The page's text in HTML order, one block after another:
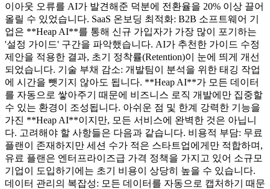
이아웃 오류를 AI가 발견해준 덕분에 전환율을 20% 이상 끌어
올릴 수 있었습니다. SaaS 온보딩 최적화: B2B 소프트웨어 기
업은 **Heap AI**를 통해 신규 가입자가 가장 많이 포기하는
'설정 가이드' 구간을 파악했습니다. AI가 추천한 가이드 수정
제안을 적용한 결과, 초기 정착률(Retention)이 눈에 띄게 개선
되었습니다. 기술 부채 감소: 개발팀이 분석을 위한 태깅 작업
에 시간을 뺏기지 않아도 됩니다. **Heap AI**가 모든 데이터
를 자동으로 쌓아주기 때문에 비즈니스 로직 개발에만 집중할
수 있는 환경이 조성됩니다. 아쉬운 점 및 한계 강력한 기능을
가진 **Heap AI**이지만, 모든 서비스에 완벽한 것은 아닙니
다. 고려해야 할 사항들은 다음과 같습니다. 비용적 부담: 무료
플랜이 존재하지만 세션 수가 적은 스타트업에게만 적합하며,
유료 플랜은 엔터프라이즈급 가격 정책을 가지고 있어 소규모
기업이 도입하기에는 초기 비용이 상당히 높을 수 있습니다.
데이터 관리의 복잡성: 모든 데이터를 자동으로 캡처하기 때문